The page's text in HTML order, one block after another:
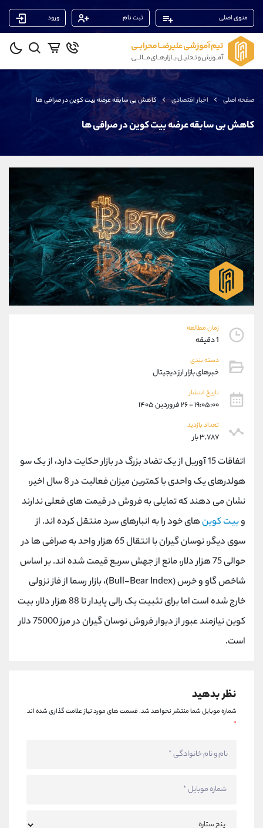
منوی اصلی ثبت نام ورود
صفحه اصلی اخبار اقتصادی کاهش بی سابقه عرضه بیت کوین در صرافی ها
کاهش بی سابقه عرضه بیت کوین در صرافی ها
زمان مطالعه
1 دقیقه
دسته بندی
خبرهای بازار ارز دیجیتال
تاریخ انتشار
۱۹:۰۵:۰۰ - ۲۶ فروردین ۱۴۰۵
تعداد بازدید
۳,۷۸۷ بار
اتفاقات 15 آوریل از یک تضاد بزرگ در بازار حکایت دارد، از یک سو
هولدرهای یک واحدی با کمترین میزان فعالیت در 8 سال اخیر،
نشان می دهند که تمایلی به فروش در قیمت های فعلی ندارند
وبیت کوینهای خود را به انبارهای سرد منتقل کرده اند. از
سوی دیگر، نوسان گیران با انتقال 65 هزار واحد به صرافی ها در
حوالی 75 هزار دلار، مانع از جهش سریع قیمت شده اند. بر اساس
شاخص گاو و خرس (Bull-Bear Index)، بازار رسما از فاز نزولی
خارج شده است اما برای تثبیت یک رالی پایدار تا 88 هزار دلار، بیت
کوین نیازمند عبور از دیوار فروش نوسان گیران در مرز 75000 دلار
است.
نظر بدهید
شماره موبایل شما منتشر نخواهد شد.قسمت های مورد نیاز علامت گذاری شده اند
*
پشتیبان فروش (محسن یزدی)
09304891085
تلگرام @Armteam_admin_103
موبایل 09194198792
شروع گفتگو
تلگرام @Armteam_admin_33
داخلی 118
پشتیبان فروش (فائزه تهرانی)
موبایل 09101364784
واتساپ شروع گفتگو
تلگرام @Armteam_admin_104
پشتیبان فروش
موبایل
واتساپ
تلگرام
داخلی
اطلاعات تماس
تلفن 021-22021030
بدون پیش شماره 90001030
اینستاگرام @alireza.mehrabii
کانال تلگرام @alirezamehrabi_com